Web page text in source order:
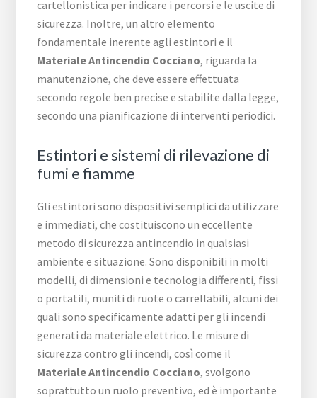
cartellonistica per indicare i percorsi e le uscite di
sicurezza. Inoltre, un altro elemento
fondamentale inerente agli estintori e il
Materiale Antincendio Cocciano, riguarda la
manutenzione, che deve essere effettuata
secondo regole ben precise e stabilite dalla legge,
secondo una pianificazione di interventi periodici.
Estintori e sistemi di rilevazione di
fumi e fiamme
Gli estintori sono dispositivi semplici da utilizzare
e immediati, che costituiscono un eccellente
metodo di sicurezza antincendio in qualsiasi
ambiente e situazione. Sono disponibili in molti
modelli, di dimensioni e tecnologia differenti, fissi
o portatili, muniti di ruote o carrellabili, alcuni dei
quali sono specificamente adatti per gli incendi
generati da materiale elettrico. Le misure di
sicurezza contro gli incendi, così come il
Materiale Antincendio Cocciano, svolgono
soprattutto un ruolo preventivo, ed è importante